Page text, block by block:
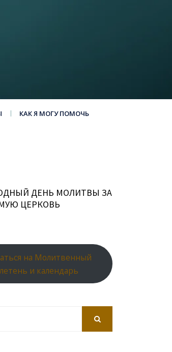
КАК Я МОГУ ПОМОЧЬ
ДЕНЬ МОЛИТВЫ ЗА
ЦЕРКОВЬ
на Молитвенный
и календарь